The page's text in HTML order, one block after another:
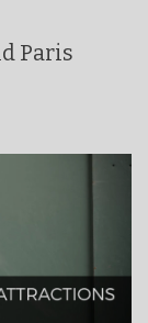
Paris